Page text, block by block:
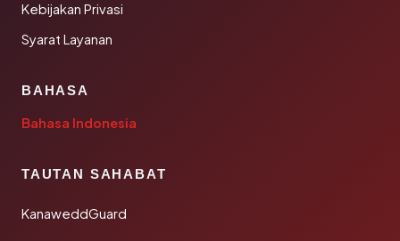
Kebijakan Privasi
Syarat Layanan
BAHASA
Bahasa Indonesia
TAUTAN SAHABAT
KanaweddGuard